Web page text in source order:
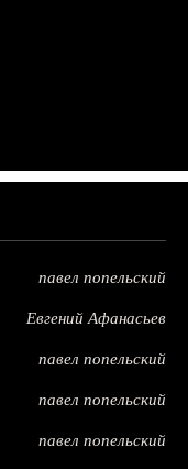
павел попельский
Евгений Афанасьев
павел попельский
павел попельский
павел попельский